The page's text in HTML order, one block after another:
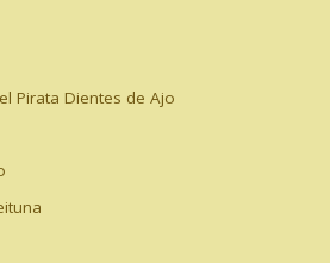
Pirata Dientes de Ajo